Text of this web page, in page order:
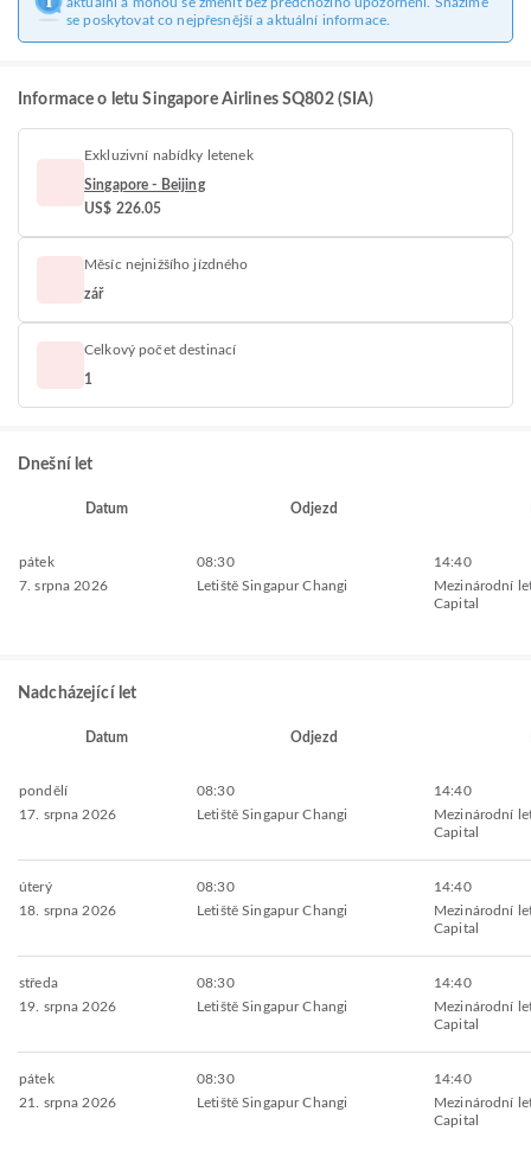
se poskytovat co nejpřesnější a aktuální informace.
Informace o letu Singapore Airlines SQ802 (SIA)
Exkluzivní nabídky letenek
Singapore - Beijing
US$ 226.05
Měsíc nejnižšího jízdného
zář
Celkový počet destinací
1
Dnešní let
Datum Odjezd
pátek
7. srpna 2026
08:30
Letiště Singapur Changi
14:40
Mezinárodní
Capital
Nadcházející let
Datum Odjezd
pondělí
17. srpna 2026
08:30
Letiště Singapur Changi
14:40
Mezinárodní
Capital
úterý
18. srpna 2026
08:30
Letiště Singapur Changi
14:40
Mezinárodní
Capital
středa
19. srpna 2026
08:30
Letiště Singapur Changi
14:40
Mezinárodní
Capital
pátek
21. srpna 2026
08:30
Letiště Singapur Changi
14:40
Mezinárodní
Capital